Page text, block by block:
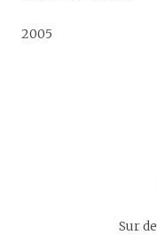
2005
Sur